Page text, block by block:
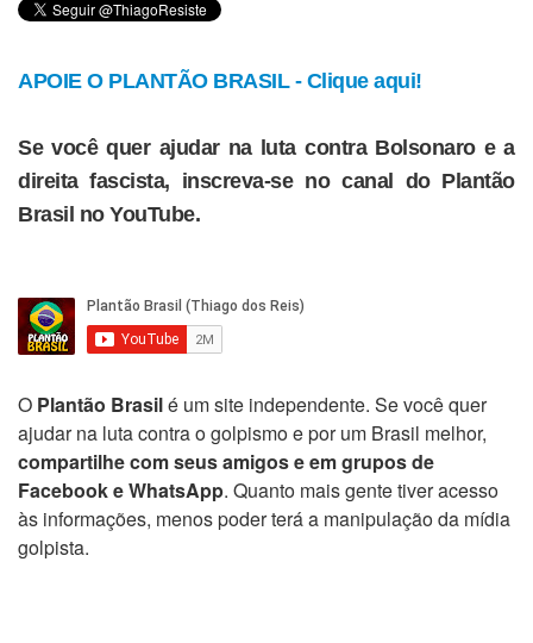
APOIE O PLANTÃO BRASIL - Clique aqui!
Se você quer ajudar na luta contra Bolsonaro e a
direita fascista, inscreva-se no canal do Plantão
Brasil no YouTube.
O Plantão Brasilé um site independente. Se você quer
ajudar na luta contra o golpismo e por um Brasil melhor,
compartilhe com seus amigos e em grupos de
Facebook e WhatsApp. Quanto mais gente tiver acesso
às informações, menos poder terá a manipulação da mídia
golpista.